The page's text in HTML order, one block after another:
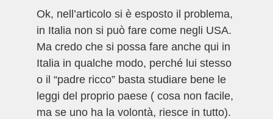
Ok, nell’articolo si è esposto il problema,
in Italia non si può fare come negli USA.
Ma credo che si possa fare anche qui in
Italia in qualche modo, perché lui stesso
o il “padre ricco” basta studiare bene le
leggi del proprio paese ( cosa non facile,
ma se uno ha la volontà, riesce in tutto).